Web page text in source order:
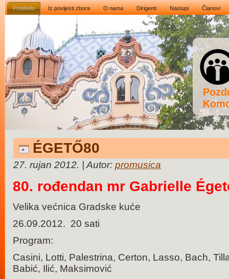
ProMinfo Iz povijesti zbora O nama Dirigenti Nastupi Članovi
ÉGETŐ80
27. rujan 2012. | Autor: promusica
80. rođendan mr Gabrielle
Velika većnica Gradske kuće
26.09.2012. 20 sati
Program:
Casini, Lotti, Palestrina, Certon, Lasso, Bach,
Babić, Ilić, Maksimović